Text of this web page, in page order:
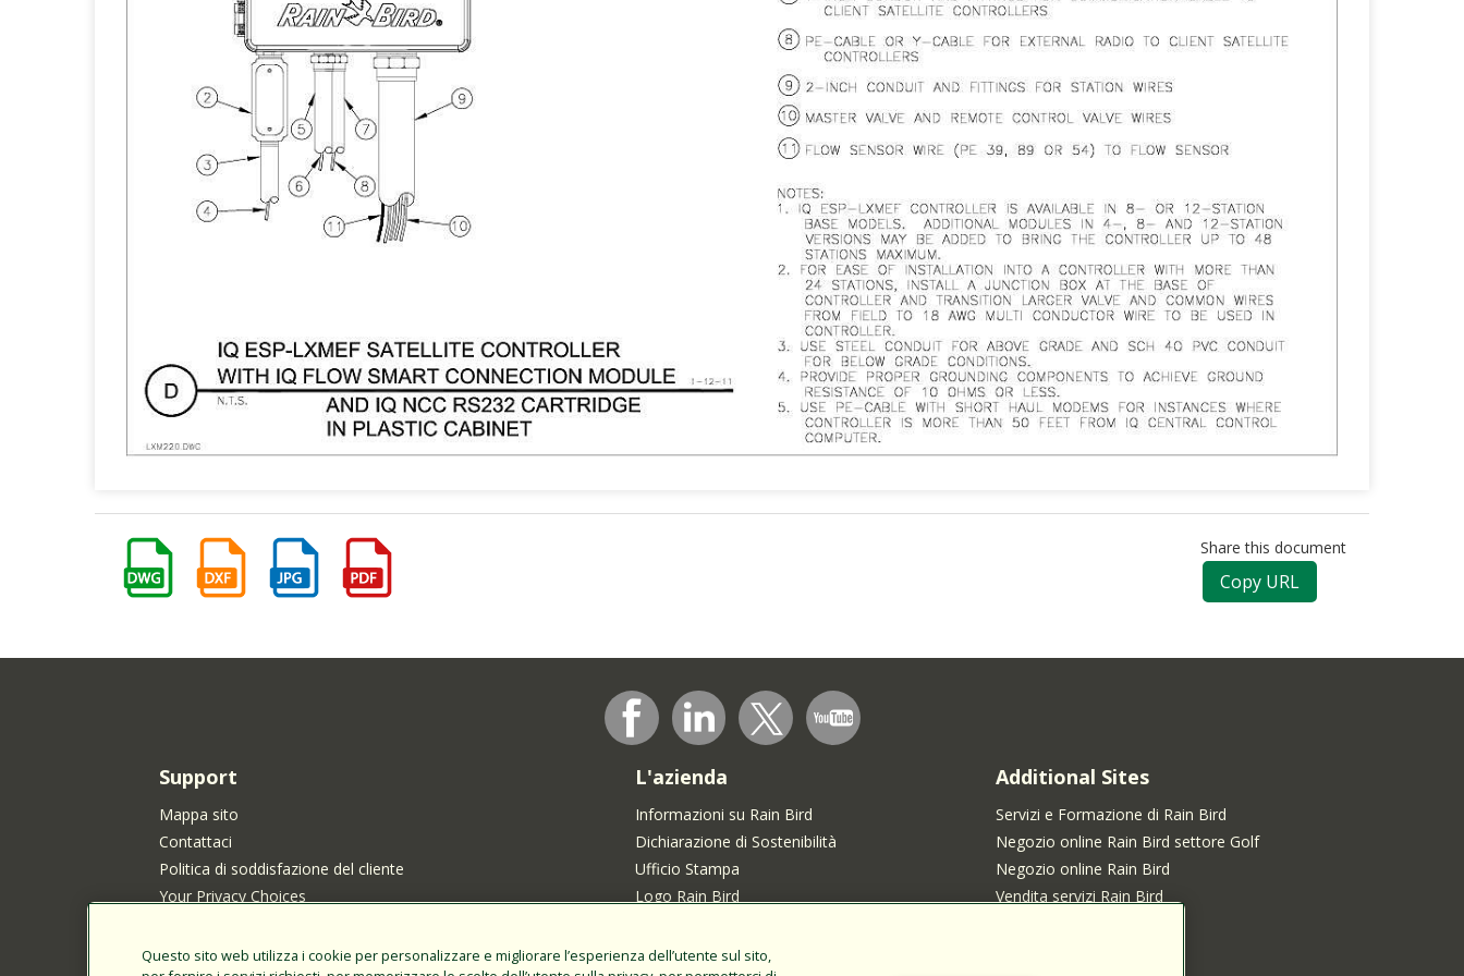
Share this document
Copy URL
Support
Mappa sito
Contattaci
Politica di soddisfazione del cliente
Your Privacy Choices
Informativa sui cookie
L'azienda
Informazioni su Rain Bird
Dichiarazione di Sostenibilità
Ufficio Stampa
Logo Rain Bird
Unisciti alla nostra Comunità dei Talenti
Additional Sites
Servizi e Formazione di Rain Bird
Negozio online Rain Bird settore Golf
Negozio online Rain Bird
Vendita servizi Rain Bird
Questo sito web utilizza i cookie per personalizzare e migliorare l’esperienza dell’utente sul sito,